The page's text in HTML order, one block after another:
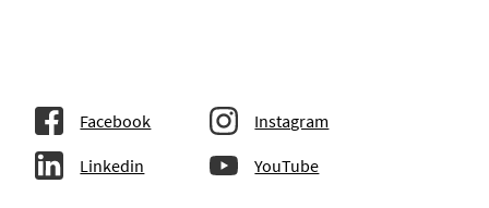
Facebook Instagram
Linkedin YouTube